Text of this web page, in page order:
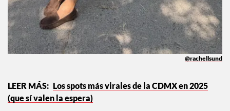
@rachellsund
Los spots más virales de la CDMX en 2025
(que sí valen la espera)